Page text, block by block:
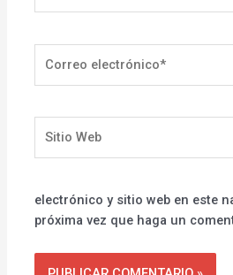
electrónico*
Web
electrónico y sitio web en este
próxima vez que haga un